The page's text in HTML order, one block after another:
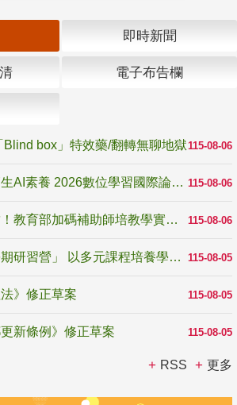
即時新聞
電子布告欄
115-08-06
box」特效藥/翻轉無聊地獄
115-08-06
匯聚全球視野深化師生AI素養 2026數位學習國際論壇高雄登場
115-08-06
深化師培與現場連結！教育部加碼補助師培教學實踐研究 10月師培國際研討會交流教學實踐經驗
115-08-05
國教署「全國高中暑期研習營」 以多元課程培養學生瞭解誠信專業與倫理價值
115-08-05
》修正草案
115-08-05
新條例》修正草案
RSS 更多